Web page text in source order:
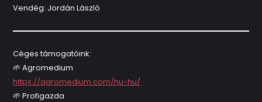
Vendég: Jordán László
Céges támogatóink:
🌱 Agromedium
https://agromedium.com/hu-hu/
🌱 Profigazda